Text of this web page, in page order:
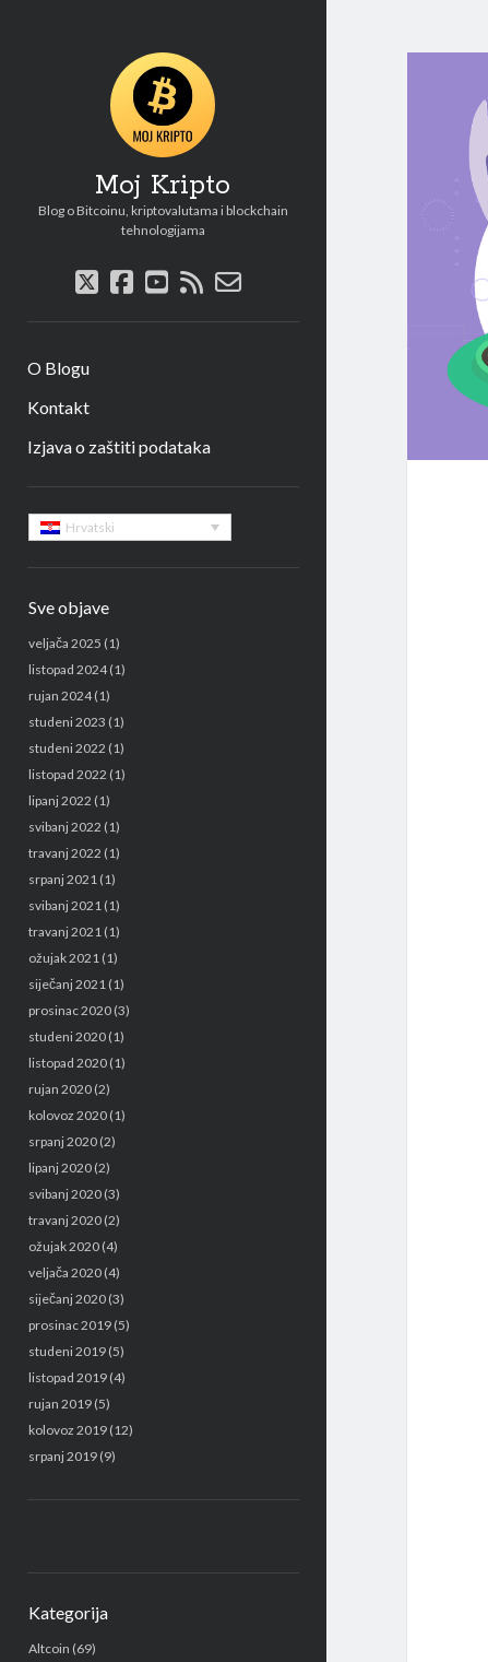
Moj Kripto
Blog o Bitcoinu, kriptovalutama i blockchain
tehnologijama
twitter
facebook
youtube
rssemail-
O Blogu
Kontakt
Izjava o zaštiti podataka
Sidebar
Hrvatski
Sve objave
veljača 2025 (1)
listopad 2024(1)
rujan 2024(1)
studeni 2023 (1)
studeni 2022 (1)
listopad 2022 (1)
lipanj 2022 (1)
svibanj 2022 (1)
travanj 2022 (1)
srpanj 2021 (1)
svibanj 2021 (1)
travanj 2021 (1)
ožujak 2021 (1)
siječanj 2021 (1)
prosinac 2020(3)
studeni 2020(1)
listopad 2020(1)
rujan 2020(2)
kolovoz 2020(1)
srpanj 2020(2)
lipanj 2020(2)
svibanj 2020(3)
travanj 2020(2)
ožujak 2020(4)
veljača 2020(4)
siječanj 2020(3)
prosinac 2019(5)
studeni 2019(5)
listopad 2019(4)
rujan 2019(5)
kolovoz 2019(12)
srpanj 2019(9)
Kategorija
Altcoin (69)